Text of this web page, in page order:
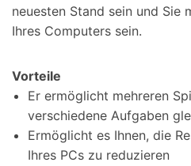
neuesten Stand sein und Sie
Ihres Computers sein.
Vorteile
Er ermöglicht mehreren
verschiedene Aufgaben
Ermöglicht es Ihnen, die
Ihres PCs zu reduzieren